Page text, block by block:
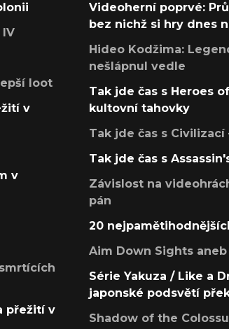
loot
v
v
přežití v
Videoherní poprvé:
bez nichž si hry dnes
Hideo Kodžima:
nešlápnul vedle
Tak jde čas s Heroes
kultovní tahovky
Tak jde čas s
Tak jde čas s
Závislost na
pán
20
Aim Down Sights
Série Yakuza / Like a
japonské podsvětí
Shadow of the